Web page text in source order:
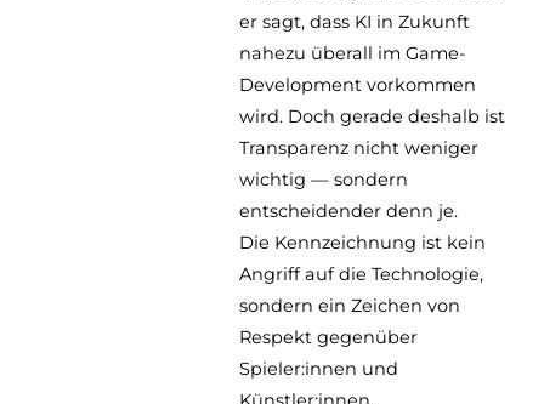
er sagt, dass KI in Zukunft
nahezu überall im Game-
Development vorkommen
wird. Doch gerade deshalb ist
Transparenz nicht weniger
wichtig — sondern
entscheidender denn je.
Die Kennzeichnung ist kein
Angriff auf die Technologie,
sondern ein Zeichen von
Respekt gegenüber
Spieler:innen und